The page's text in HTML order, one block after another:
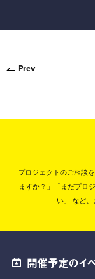
Prev
プロジェクトのご相談
ますか？」「まだプロ
い」
など、
開催予定のイ